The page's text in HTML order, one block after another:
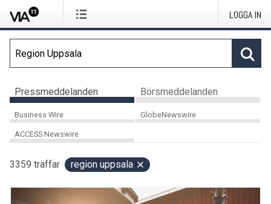
LOGGA IN
Pressmeddelanden Börsmeddelanden
Business Wire GlobeNewswire
ACCESS Newswire
3359 träffar region uppsala